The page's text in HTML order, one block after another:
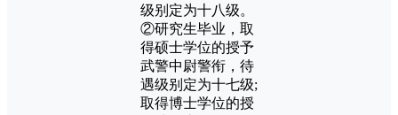
级别定为十八级。
②研究生毕业，取
得硕士学位的授予
武警中尉警衔，待
遇级别定为十七级;
取得博士学位的授